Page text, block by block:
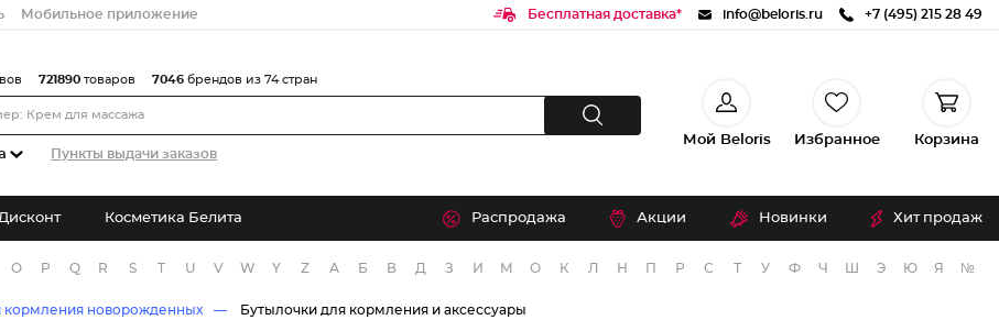
Мобильное приложение Бесплатная доставка* info@beloris.ru +7 (495) 215 28 49
Пункты выдачи заказов
721890 товаров 7046 брендов из 74 стран
Мой Beloris Избранное Корзина
Косметика Белита Распродажа Акции Новинки Хит продаж
O P Q R S T U V W Y Z А Б В Д З И М О К Л Н П Р С Т У Ф Ч Э Ю Я №
кормления новорожденных Бутылочки для кормления и аксессуары